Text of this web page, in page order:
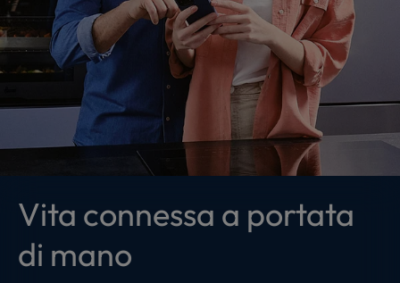
Vita connessa a portata
di mano